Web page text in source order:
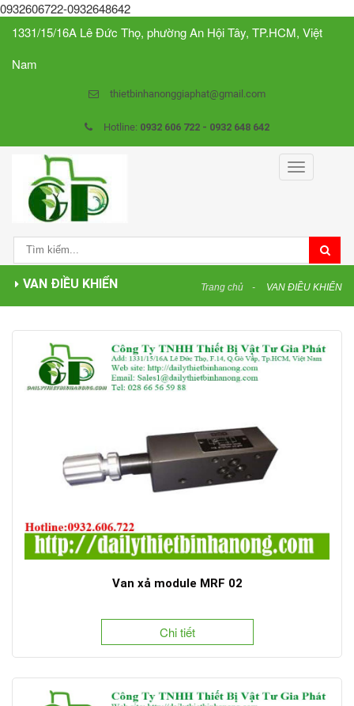
0932606722-0932648642
1331/15/16A Lê Đức Thọ, phường An Hội Tây, TP.HCM, Việt
Nam
thietbinhanonggiaphat@gmail.com
Hotline: 0932 606 722 - 0932 648 642
Toggle
navigation
VAN ĐIỀU KHIỂN Trang chủ VAN ĐIỀU KHIỂN
Van xả module MRF 02
Chi tiết